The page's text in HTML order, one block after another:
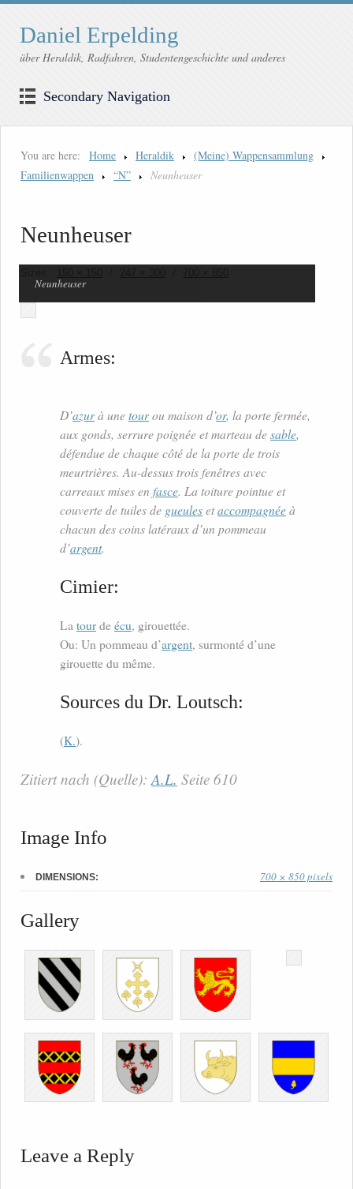
Daniel Erpelding
über Heraldik, Radfahren, Studentengeschichte und anderes
Secondary Navigation
You are here: Home Heraldik
(Meine) Wappensammlung
Familienwappen
“N” Neunheuser
Neunheuser
150 × 150 247 × 300 700 × 850
Neunheuser
Armes:
D’azurà unetourou maison d’or, la porte fermée,
aux gonds, serrure poignée et marteau desable,
défendue de chaque côté de la porte de trois
meurtrières. Au-dessus trois fenêtres avec
carreaux mises en fasce. La toiture pointue et
couverte de tuiles de gueulesetaccompagnéeà
chacun des coins latéraux d’un pommeau
d’argent.
Cimier:
La tour de écu, girouettée.
Ou: Un pommeau d’argent, surmonté d’une
girouette du même.
Sources du Dr. Loutsch:
(K.).
Zitiert nach (Quelle):A.L. Seite 610
Image Info
DIMENSIONS: 700 × 850 pixels
Gallery
Leave a Reply